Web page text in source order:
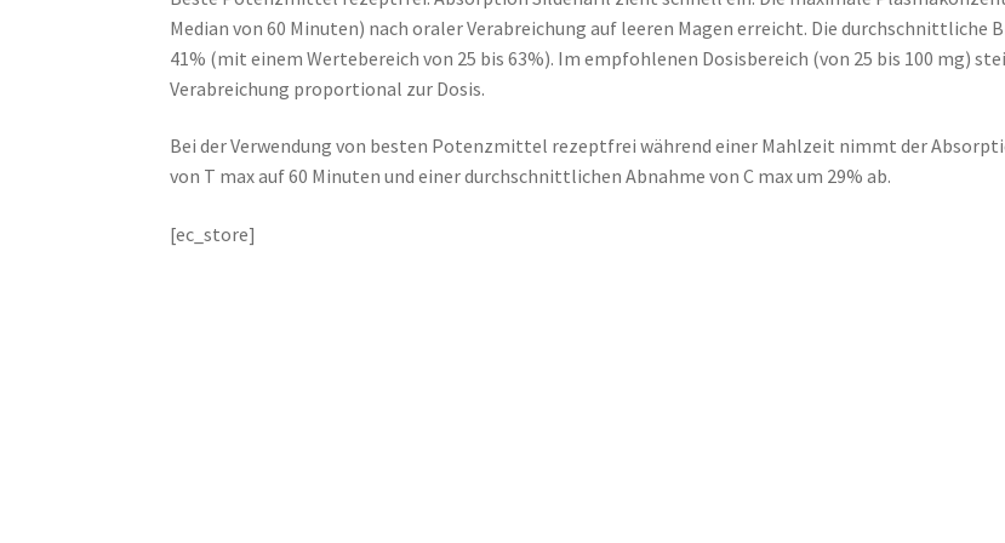
Median von 60 Minuten) nach oraler Verabreichung auf leeren Magen erreicht. Die
41% (mit einem Wertebereich von 25 bis 63%). Im empfohlenen Dosisbereich (von 25 bis 100 mg)
Verabreichung proportional zur Dosis.
Bei der Verwendung von besten Potenzmittel rezeptfrei während einer Mahlzeit nimmt der
von T max auf 60 Minuten und einer durchschnittlichen Abnahme von C max um 29% ab.
[ec_store]